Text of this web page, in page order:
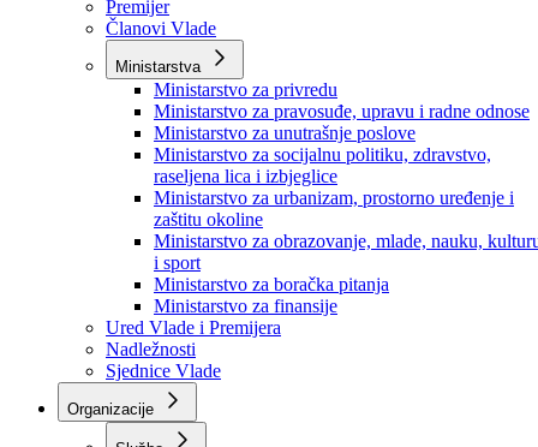
Vlada
Vlada BPK Goražde
Premijer
Članovi Vlade
Ministarstva
Ministarstvo za privredu
Ministarstvo za pravosuđe, upravu i radne odnose
Ministarstvo za unutrašnje poslove
Ministarstvo za socijalnu politiku, zdravstvo,
raseljena lica i izbjeglice
Ministarstvo za urbanizam, prostorno uređenje i
zaštitu okoline
Ministarstvo za obrazovanje, mlade, nauku,
i sport
Ministarstvo za boračka pitanja
Ministarstvo za finansije
Ured Vlade i Premijera
Nadležnosti
Sjednice Vlade